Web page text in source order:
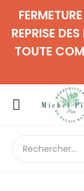
REPRISE
TOUTE